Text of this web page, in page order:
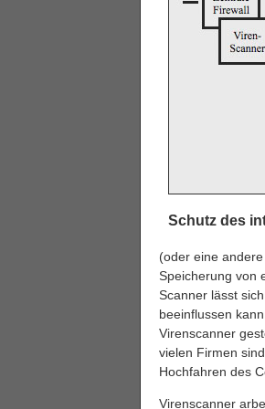
Schutz des
(oder eine
Speicherung von
Scanner lässt
beeinflussen
Virenscanner
vielen Firmen
Hochfahren des
Virenscanner